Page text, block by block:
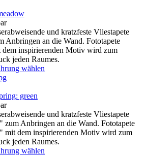
und kratzfeste Vliestapete
Anbringen an die Wand. Fototapete
inspirierenden Motiv wird zum
jeden Raumes.
wählen
green
und kratzfeste Vliestapete
zum Anbringen an die Wand. Fototapete
mit dem inspirierenden Motiv wird zum
jeden Raumes.
wählen